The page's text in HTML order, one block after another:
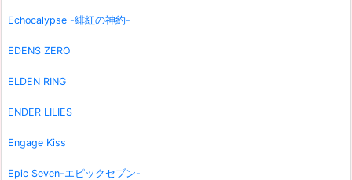
Echocalypse -緋紅の神約-
EDENS ZERO
ELDEN RING
ENDER LILIES
Engage Kiss
Epic Seven-エピックセブン-